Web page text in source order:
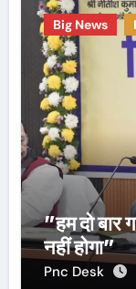
Big News
”हम दो
नहीं होगा”
Pnc Desk